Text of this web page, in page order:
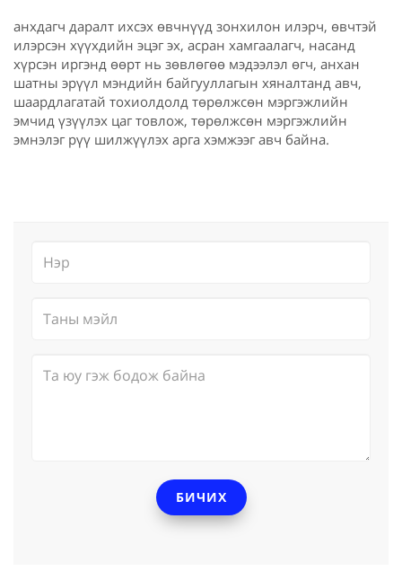
анхдагч даралт ихсэх өвчнүүд зонхилон илэрч, өвчтэй
илэрсэн хүүхдийн эцэг эх, асран хамгаалагч, насанд
хүрсэн иргэнд өөрт нь зөвлөгөө мэдээлэл өгч, анхан
шатны эрүүл мэндийн байгууллагын хяналтанд авч,
шаардлагатай тохиолдолд төрөлжсөн мэргэжлийн
эмчид үзүүлэх цаг товлож, төрөлжсөн мэргэжлийн
эмнэлэг рүү шилжүүлэх арга хэмжээг авч байна.
БИЧИХ